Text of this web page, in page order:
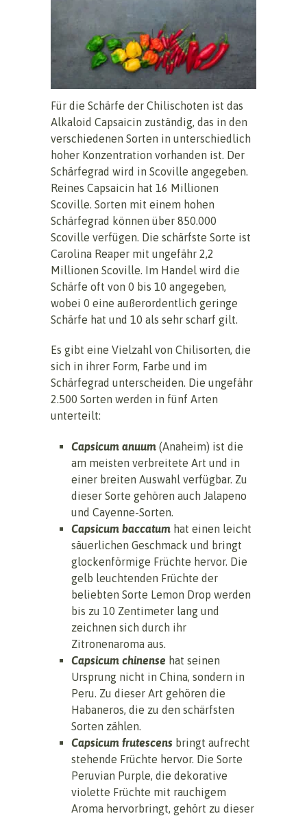
Für die Schärfe der Chilischoten ist das
Alkaloid Capsaicin zuständig, das in den
verschiedenen Sorten in unterschiedlich
hoher Konzentration vorhanden ist. Der
Schärfegrad wird in Scoville angegeben.
Reines Capsaicin hat 16 Millionen
Scoville. Sorten mit einem hohen
Schärfegrad können über 850.000
Scoville verfügen. Die schärfste Sorte ist
Carolina Reaper mit ungefähr 2,2
Millionen Scoville. Im Handel wird die
Schärfe oft von 0 bis 10 angegeben,
wobei 0 eine außerordentlich geringe
Schärfe hat und 10 als sehr scharf gilt.
Es gibt eine Vielzahl von Chilisorten, die
sich in ihrer Form, Farbe und im
Schärfegrad unterscheiden. Die ungefähr
2.500 Sorten werden in fünf Arten
unterteilt:
Capsicum anuum (Anaheim) ist die
am meisten verbreitete Art und in
einer breiten Auswahl verfügbar. Zu
dieser Sorte gehören auch Jalapeno
und Cayenne-Sorten.
Capsicum baccatum hat einen leicht
säuerlichen Geschmack und bringt
glockenförmige Früchte hervor. Die
gelb leuchtenden Früchte der
beliebten Sorte Lemon Drop werden
bis zu 10 Zentimeter lang und
zeichnen sich durch ihr
Zitronenaroma aus.
Capsicum chinense hat seinen
Ursprung nicht in China, sondern in
Peru. Zu dieser Art gehören die
Habaneros, die zu den schärfsten
Sorten zählen.
Capsicum frutescens bringt aufrecht
stehende Früchte hervor. Die Sorte
Peruvian Purple, die dekorative
violette Früchte mit rauchigem
Aroma hervorbringt, gehört zu dieser